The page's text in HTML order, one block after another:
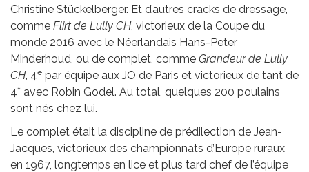
Christine Stückelberger. Et d’autres cracks de dressage,
comme Flirt de Lully CH, victorieux de la Coupe du
monde 2016 avec le Néerlandais Hans-Peter
Minderhoud, ou de complet, comme Grandeur de Lully
CH, 4e par équipe aux JO de Paris et victorieux de tant de
4* avec Robin Godel. Au total, quelques 200 poulains
sont nés chez lui.
Le complet était la discipline de prédilection de Jean-
Jacques, victorieux des championnats d’Europe ruraux
en 1967, longtemps en lice et plus tard chef de l’équipe